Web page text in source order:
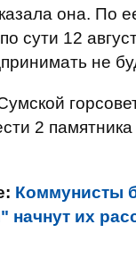
она. По
сути 12
не
2
Коммунисты
их